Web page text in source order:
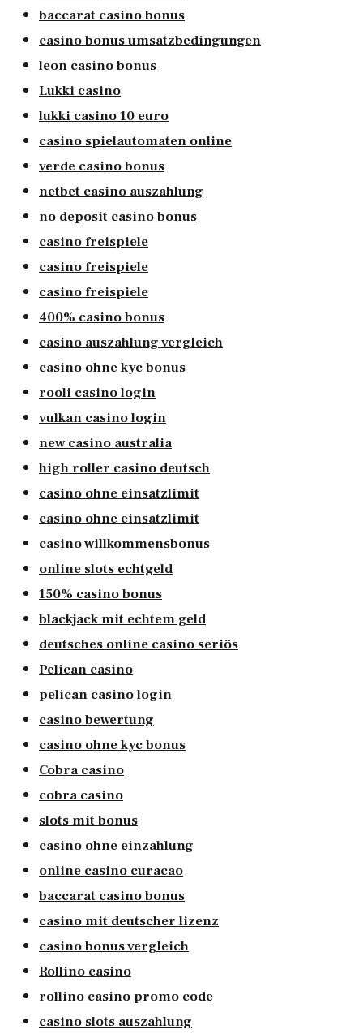
baccarat casino bonus
casino bonus umsatzbedingungen
leon casino bonus
Lukki casino
lukki casino 10 euro
casino spielautomaten online
verde casino bonus
netbet casino auszahlung
no deposit casino bonus
casino freispiele
casino freispiele
casino freispiele
400% casino bonus
casino auszahlung vergleich
casino ohne kyc bonus
rooli casino login
vulkan casino login
new casino australia
high roller casino deutsch
casino ohne einsatzlimit
casino ohne einsatzlimit
casino willkommensbonus
online slots echtgeld
150% casino bonus
blackjack mit echtem geld
deutsches online casino seriös
Pelican casino
pelican casino login
casino bewertung
casino ohne kyc bonus
Cobra casino
cobra casino
slots mit bonus
casino ohne einzahlung
online casino curacao
baccarat casino bonus
casino mit deutscher lizenz
casino bonus vergleich
Rollino casino
rollino casino promo code
casino slots auszahlung